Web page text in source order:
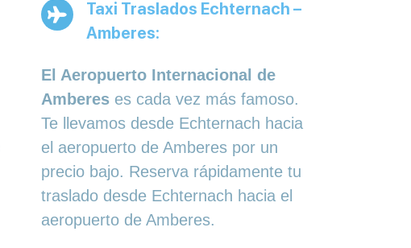
Taxi Traslados Echternach –
Amberes:
El Aeropuerto Internacional de
Ambereses cada vez más famoso.
Te llevamos desde Echternach hacia
el aeropuerto de Amberes por un
precio bajo. Reserva rápidamente tu
traslado desde Echternach hacia el
aeropuerto de Amberes.